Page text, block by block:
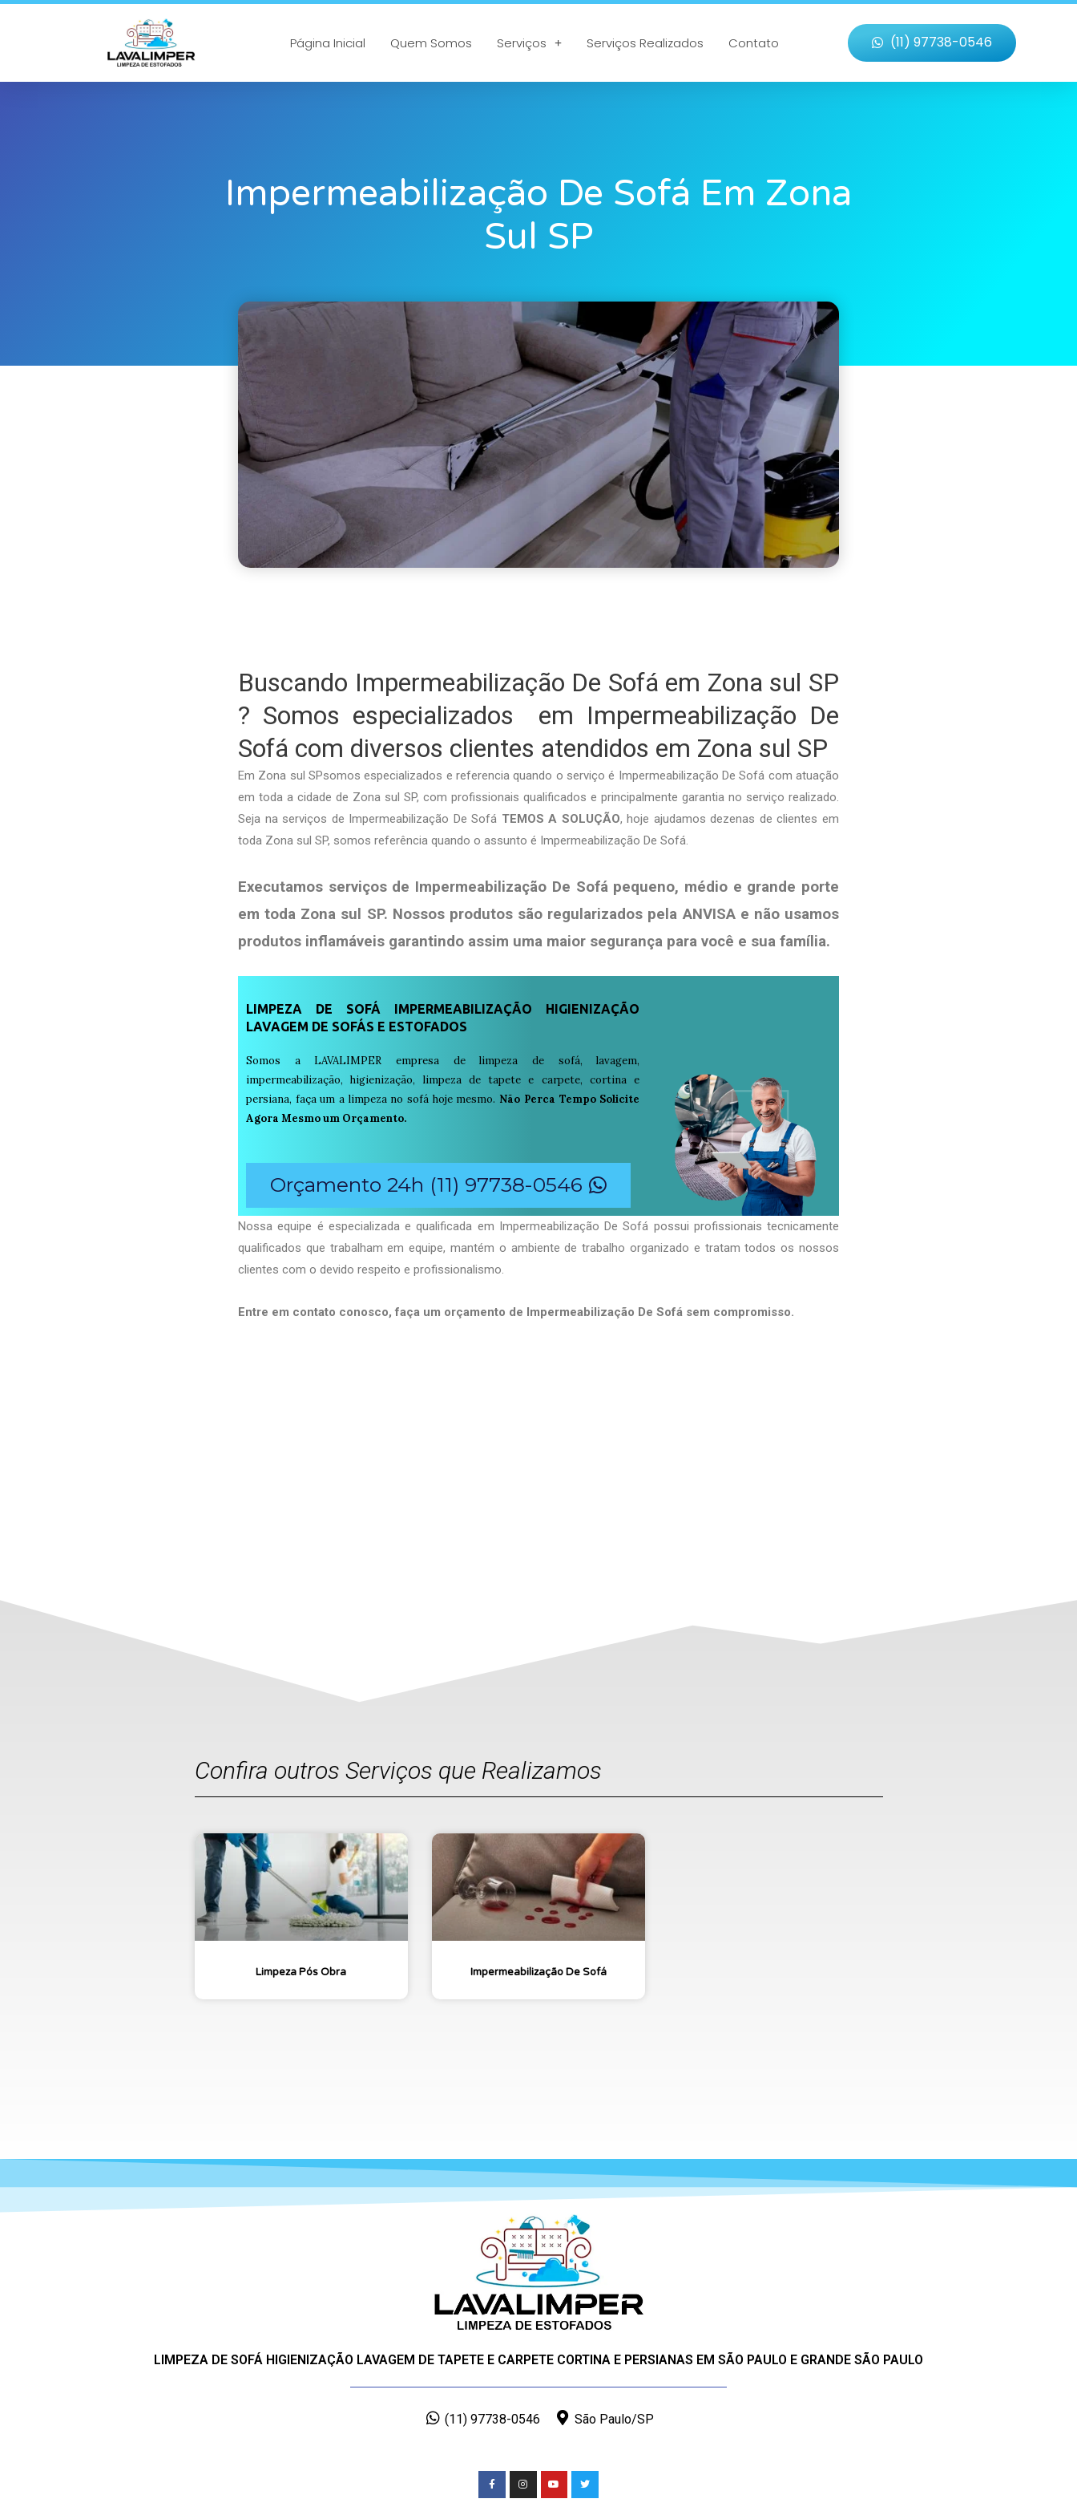
Página Inicial Quem Somos Serviços Serviços Realizados Contato (11) 97738-0546
Impermeabilização De Sofá Em Zona
Sul SP
Buscando Impermeabilização De Sofá em Zona sul SP
? Somos especializados em Impermeabilização De
Sofá com diversos clientes atendidos em Zona sul SP
Em Zona sul SPsomos especializados e referencia quando o serviço é Impermeabilização De Sofá com atuação
em toda a cidade de Zona sul SP, com profissionais qualificados e principalmente garantia no serviço realizado.
Seja na serviços de Impermeabilização De Sofá TEMOS A SOLUÇÃO, hoje ajudamos dezenas de clientes em
toda Zona sul SP, somos referência quando o assunto é Impermeabilização De Sofá.
Executamos serviços de Impermeabilização De Sofá pequeno, médio e grande porte
em toda Zona sul SP. Nossos produtos são regularizados pela ANVISA e não usamos
produtos inflamáveis garantindo assim uma maior segurança para você e sua família.
LIMPEZA DE SOFÁ IMPERMEABILIZAÇÃO HIGIENIZAÇÃO
LAVAGEM DE SOFÁS E ESTOFADOS
Somos a LAVALIMPER empresa de limpeza de sofá, lavagem,
impermeabilização, higienização, limpeza de tapete e carpete, cortina e
persiana, faça um a limpeza no sofá hoje mesmo. Não Perca Tempo Solicite
Agora Mesmo um Orçamento.
Orçamento 24h (11) 97738-0546
Nossa equipe é especializada e qualificada em Impermeabilização De Sofá possui profissionais tecnicamente
qualificados que trabalham em equipe, mantém o ambiente de trabalho organizado e tratam todos os nossos
clientes com o devido respeito e profissionalismo.
Entre em contato conosco, faça um orçamento de Impermeabilização De Sofá sem compromisso.
Confira outros Serviços que Realizamos
Limpeza Pós Obra Impermeabilização De Sofá
LIMPEZA DE SOFÁ HIGIENIZAÇÃO LAVAGEM DE TAPETE E CARPETE CORTINA E PERSIANAS EM SÃO PAULO E GRANDE SÃO PAULO
(11) 97738-0546 São Paulo/SP